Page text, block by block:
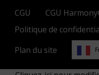
CGU
CGU
Politique de
Plan du site